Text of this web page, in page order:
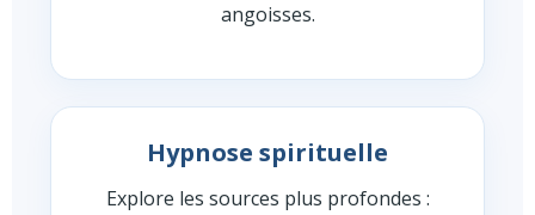
angoisses.
Hypnose spirituelle
Explore les sources plus profondes :